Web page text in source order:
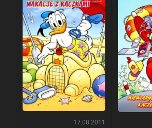
17.08.2011